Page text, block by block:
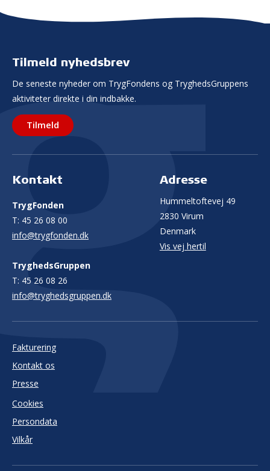
Tilmeld nyhedsbrev
De seneste nyheder om TrygFondens og TryghedsGruppens
aktiviteter direkte i din indbakke.
Tilmeld
Kontakt
TrygFonden
T: 45 26 08 00
info@trygfonden.dk
TryghedsGruppen
T: 45 26 08 26
info@tryghedsgruppen.dk
Adresse
Hummeltoftevej 49
2830 Virum
Denmark
Vis vej hertil
Fakturering
Kontakt os
Presse
Cookies
Persondata
Vilkår